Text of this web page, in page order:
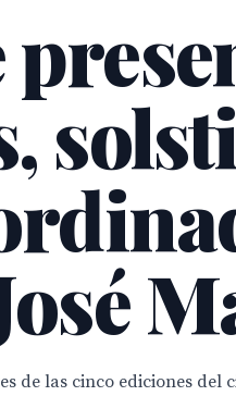
las cinco ediciones del